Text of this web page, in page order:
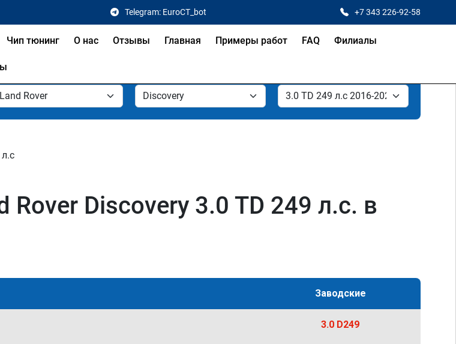
Telegram: EuroCT_bot +7 343 226-92-58
Чип тюнинг О нас Отзывы Главная Примеры работ FAQ Филиалы
Discovery 3.0 TD 249 л.с. в
Заводские
3.0 D249